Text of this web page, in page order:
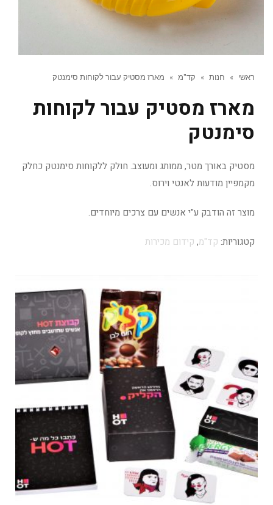
ראשי » חנות » קד"מ » מארז מסטיק עבור לקוחות סימנטק
מארז מסטיק עבור לקוחות
סימנטק
מסטיק באורך מטר, ממותג ומעוצב. חולק ללקוחות סימנטק כחלק
מקמפיין מודעות לאנטי וירוס.
מוצר זה הודבק ע"י אנשים עם צרכים מיוחדים.
קטגוריות: קד"מ, קידום מכירות